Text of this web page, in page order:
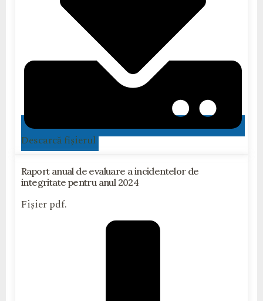
Descarcă fișierul
Raport anual de evaluare a incidentelor de
integritate pentru anul 2024
Fișier pdf.